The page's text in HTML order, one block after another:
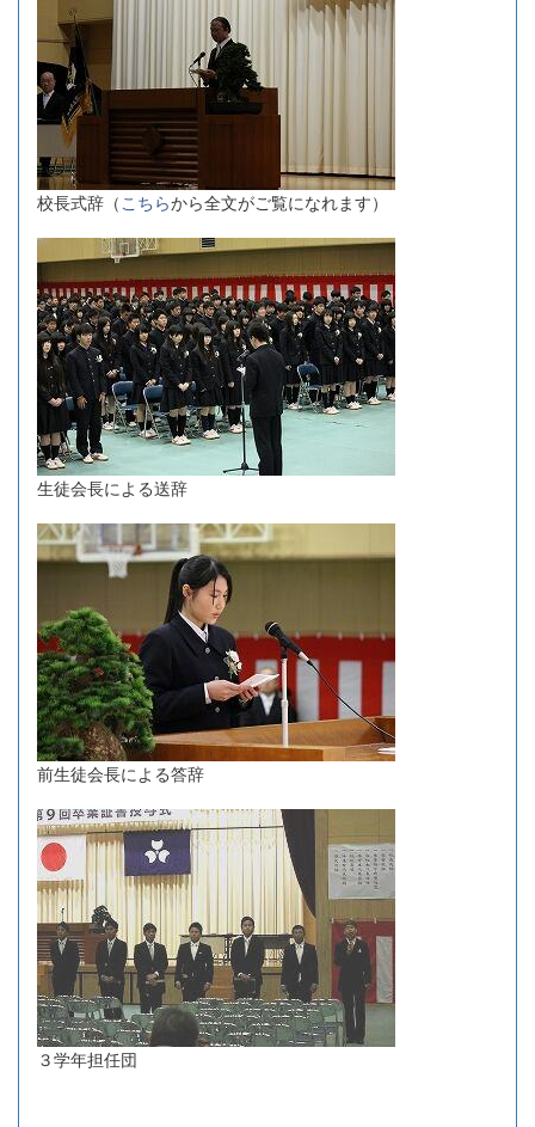
校長式辞（ こちらから全文がご覧になれます）
生徒会長による送辞
前生徒会長による答辞
３学年担任団